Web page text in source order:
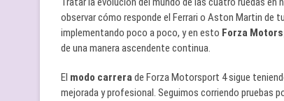
observar cómo responde el Ferrari o Aston Martin de
implementando poco a poco, y en esto Forza
de una manera ascendente continua.
El modo carrerade Forza Motorsport 4 sigue
mejorada y profesional. Seguimos corriendo pruebas